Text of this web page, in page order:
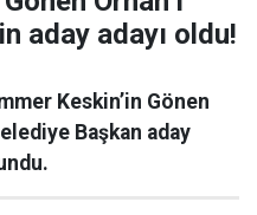
aday adayı oldu!
Keskin’in Gönen
Başkan aday